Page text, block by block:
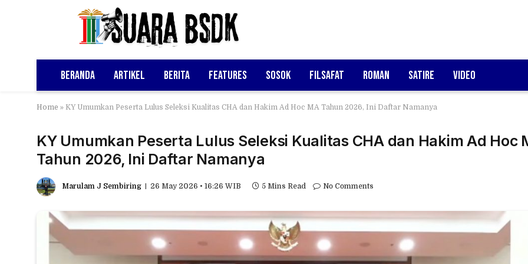
Beranda Artikel Berita Features Sosok Filsafat Roman Satire Video
Home » KY Umumkan Peserta Lulus Seleksi Kualitas CHA dan Hakim Ad Hoc MA Tahun 2026, Ini Daftar Namanya
KY Umumkan Peserta Lulus Seleksi Kualitas CHA dan Hakim Ad Hoc
Tahun 2026, Ini Daftar Namanya
Marulam J Sembiring 26 May 2026 • 16:26 WIB 5 Mins Read No Comments